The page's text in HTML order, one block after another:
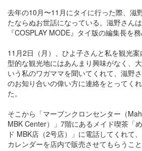
去年の10月〜11月にタイに行った際、滋
たならぬお世話になっている。滋野さん
『COSPLAY MODE』タイ版の編集長を務
11月2日（月）、ひよ子さんと私を観光
型的な観光地にはあんまり興味がなく、
いう私のワガママを聞いてくれて、滋野
のお知り合いの偉い方に連絡をとってく
た。
そこから「マーブンクロンセンター（
MBK Center）」7階にあるメイド喫茶「
ド MBK店（2号店）」に電話してくれて
カレンダーを店内で販売させてもらうこと